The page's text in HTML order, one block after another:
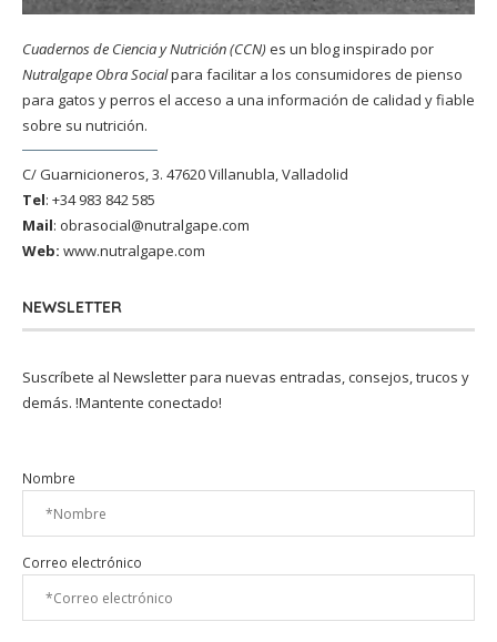
Cuadernos de Ciencia y Nutrición (CCN)es un blog inspirado por
Nutralgape Obra Socialpara facilitar a los consumidores de pienso
para gatos y perros el acceso a una información de calidad y fiable
sobre su nutrición.
C/ Guarnicioneros, 3. 47620 Villanubla, Valladolid
Tel: +34 983 842 585
Mail: obrasocial@nutralgape.com
Web: www.nutralgape.com
NEWSLETTER
Suscríbete al Newsletter para nuevas entradas, consejos, trucos y
demás. !Mantente conectado!
Nombre
Correo electrónico